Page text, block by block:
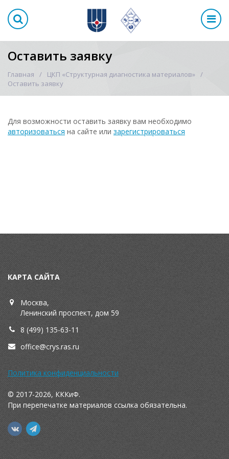
Оставить заявку
Главная
ЦКП «Структурная диагностика материалов»
Оставить заявку
Для возможности оставить заявку вам необходимо
авторизоваться на сайте или зарегистрироваться
КАРТА САЙТА
Москва,
Ленинский проспект, дом 59
8 (499) 135-63-11
office@crys.ras.ru
Политика конфиденциальности
© 2017-2026, КККиФ.
При перепечатке материалов ссылка обязательна.